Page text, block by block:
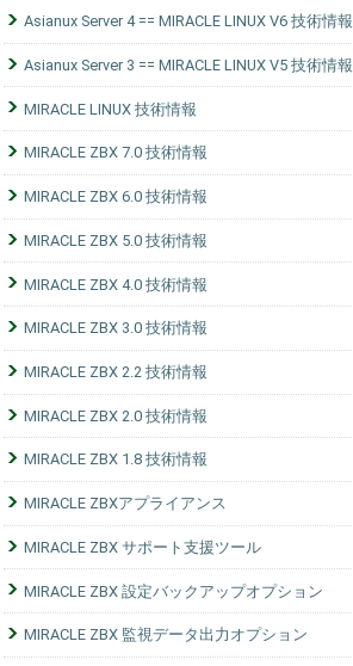
Asianux Server 4 == MIRACLE LINUX V6 技術情報
Asianux Server 3 == MIRACLE LINUX V5 技術情報
MIRACLE LINUX 技術情報
MIRACLE ZBX 7.0 技術情報
MIRACLE ZBX 6.0 技術情報
MIRACLE ZBX 5.0 技術情報
MIRACLE ZBX 4.0 技術情報
MIRACLE ZBX 3.0 技術情報
MIRACLE ZBX 2.2 技術情報
MIRACLE ZBX 2.0 技術情報
MIRACLE ZBX 1.8 技術情報
MIRACLE ZBXアプライアンス
MIRACLE ZBX サポート支援ツール
MIRACLE ZBX 設定バックアップオプション
MIRACLE ZBX 監視データ出力オプション